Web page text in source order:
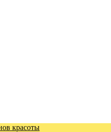
красоты